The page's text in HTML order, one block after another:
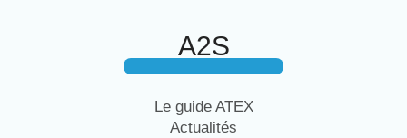
A2S
Le guide ATEX
Actualités